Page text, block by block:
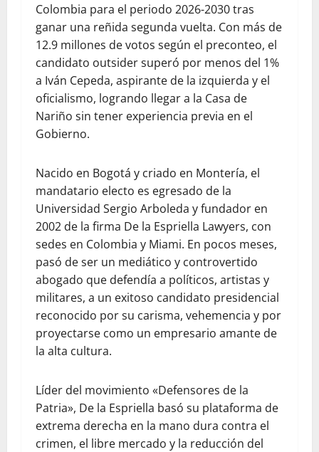
Colombia para el periodo 2026-2030 tras
ganar una reñida segunda vuelta. Con más de
12.9 millones de votos según el preconteo, el
candidato outsider superó por menos del 1%
a Iván Cepeda, aspirante de la izquierda y el
oficialismo, logrando llegar a la Casa de
Nariño sin tener experiencia previa en el
Gobierno.
Nacido en Bogotá y criado en Montería, el
mandatario electo es egresado de la
Universidad Sergio Arboleda y fundador en
2002 de la firma De la Espriella Lawyers, con
sedes en Colombia y Miami. En pocos meses,
pasó de ser un mediático y controvertido
abogado que defendía a políticos, artistas y
militares, a un exitoso candidato presidencial
reconocido por su carisma, vehemencia y por
proyectarse como un empresario amante de
la alta cultura.
Líder del movimiento «Defensores de la
Patria», De la Espriella basó su plataforma de
extrema derecha en la mano dura contra el
crimen, el libre mercado y la reducción del